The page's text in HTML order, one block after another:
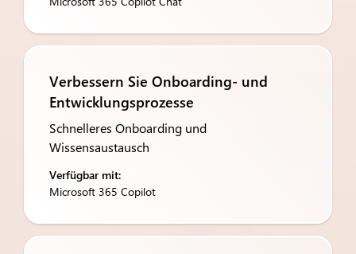
Verbessern Sie Onboarding- und
Entwicklungsprozesse
Schnelleres Onboarding und
Wissensaustausch
Verfügbar mit:
Microsoft 365 Copilot